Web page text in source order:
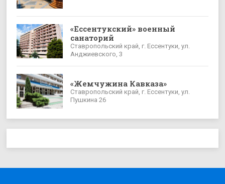
«Ессентукский» военный
санаторий
Ставропольский край, г. Ессентуки, ул.
Анджиевского, 3
«Жемчужина Кавказа»
Ставропольский край, г. Ессентуки, ул.
Пушкина 26